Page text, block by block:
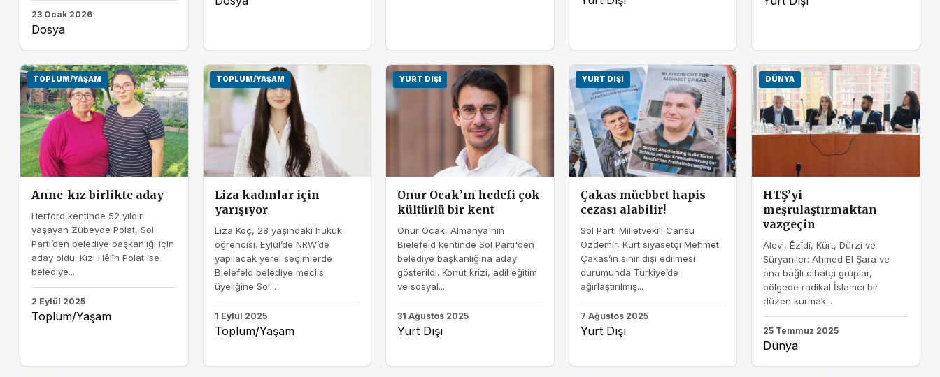
23 Ocak 2026
Dosya
TOPLUM/YAŞAM
Anne-kız birlikte aday
Herford kentinde 52 yıldır
yaşayan Zübeyde Polat, Sol
Parti’den belediye başkanlığı için
aday oldu. Kızı Hêlîn Polat ise
belediye...
2 Eylül 2025
Toplum/Yaşam
TOPLUM/YAŞAM
Liza kadınlar için
yarışıyor
Liza Koç, 28 yaşındaki hukuk
öğrencisi. Eylül’de NRW’de
yapılacak yerel seçimlerde
Bielefeld belediye meclis
üyeliğine Sol...
1 Eylül 2025
Toplum/Yaşam
YURT DIŞI
Onur Ocak’ın hedefi çok
kültürlü bir kent
Onur Ocak, Almanya'nın
Bielefeld kentinde Sol Parti'den
belediye başkanlığına aday
gösterildi. Konut krizi, adil eğitim
ve sosyal...
31 Ağustos 2025
Yurt Dışı
YURT DIŞI
Çakas müebbet hapis
cezası alabilir!
Sol Parti Milletvekili Cansu
Özdemir, Kürt siyasetçi Mehmet
Çakas’ın sınır dışı edilmesi
durumunda Türkiye’de
ağırlaştırılmış...
7 Ağustos 2025
Yurt Dışı
DÜNYA
HTŞ’yi
meşrulaştırmaktan
vazgeçin
Alevi, Êzîdî, Kürt, Dürzi ve
Süryaniler: Ahmed El Şara ve
ona bağlı cihatçı gruplar,
bölgede radikal İslamcı bir
düzen kurmak...
25 Temmuz 2025
Dünya